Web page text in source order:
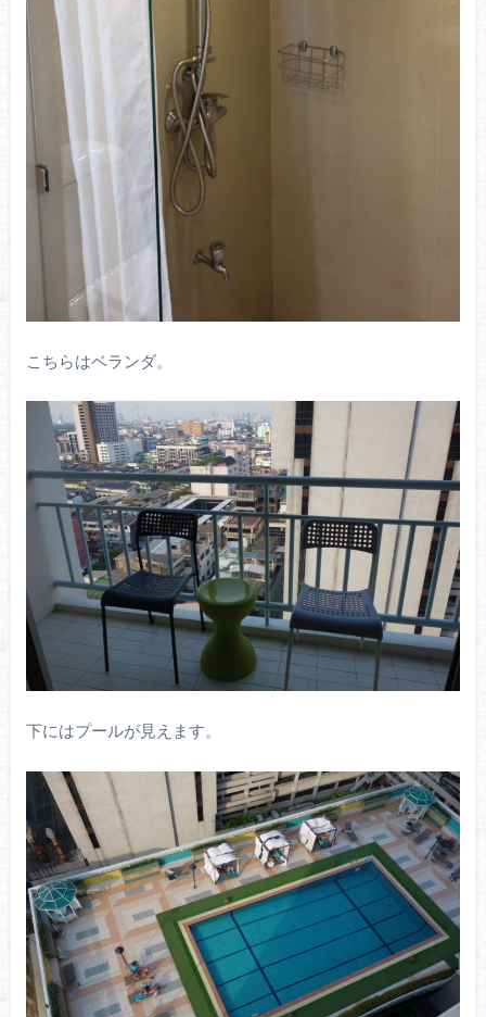
こちらはベランダ。
下にはプールが見えます。